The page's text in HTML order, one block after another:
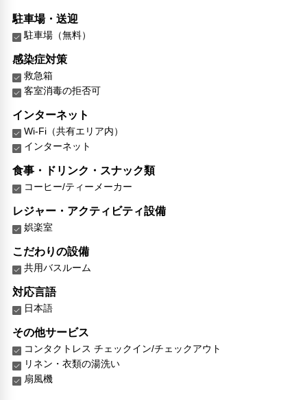
駐車場・送迎
駐車場（無料）
感染症対策
救急箱
客室消毒の拒否可
インターネット
Wi-Fi（共有エリア内）
インターネット
食事・ドリンク・スナック類
コーヒー/ティーメーカー
レジャー・アクティビティ設備
娯楽室
こだわりの設備
共用バスルーム
対応言語
日本語
その他サービス
コンタクトレス チェックイン/チェックアウト
リネン・衣類の湯洗い
扇風機